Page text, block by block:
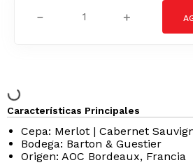
＋
－
Características Principales
Cepa: Merlot | Cabernet
Bodega: Barton & Guestier
Origen: AOC Bordeaux, Francia